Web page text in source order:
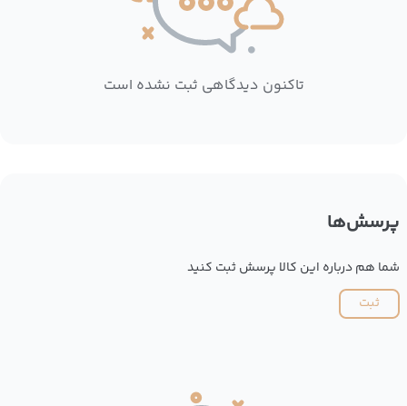
تاکنون دیدگاهی ثبت نشده است
پرسش‌ها
شما هم درباره این کالا پرسش ثبت کنید
ثبت